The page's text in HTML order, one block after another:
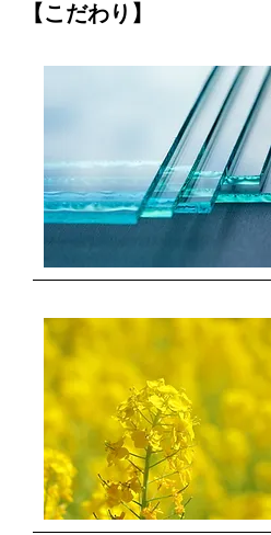
【こだわり】